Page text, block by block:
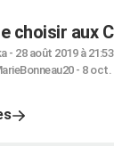
choisir aux
- 28 août 2019 à 21:53
- 8 oct.